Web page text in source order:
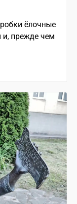
ёлочные
и, прежде чем